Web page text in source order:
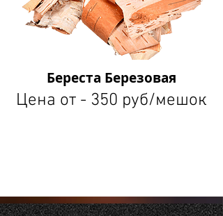
Береста Березовая
Цена от - 350 руб/мешок